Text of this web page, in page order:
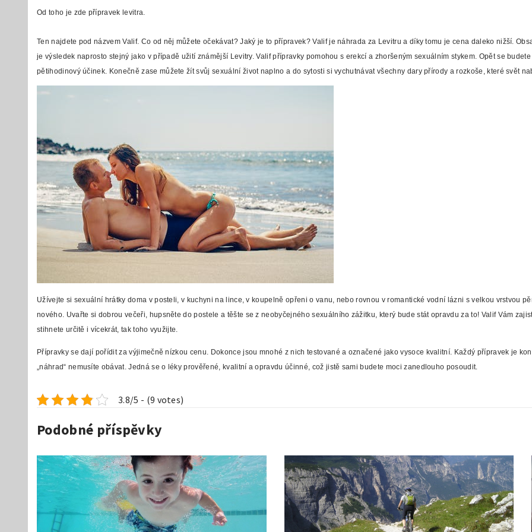
Od toho je zde přípravek levitra.
Ten najdete pod názvem Valif. Co od něj můžete očekávat? Jaký je to přípravek? Valif je náhrada za Levitru a díky tomu je cena daleko nižší.
je výsledek naprosto stejný jako v případě užití známější Levitry. Valif přípravky pomohou s erekcí a zhoršeným sexuálním stykem. Opět se
pětihodinový účinek. Konečně zase můžete žít svůj sexuální život naplno a do sytosti si vychutnávat všechny dary přírody a rozkoše, které svět
Užívejte si sexuální hrátky doma v posteli, v kuchyni na lince, v koupelně opřeni o vanu, nebo rovnou v romantické vodní lázni s velkou vrstvou
nového. Uvařte si dobrou večeři, hupsněte do postele a těšte se z neobyčejného sexuálního zážitku, který bude stát opravdu za to! Valif Vám
stihnete určitě i vícekrát, tak toho využijte.
Přípravky se dají pořídit za výjimečně nízkou cenu. Dokonce jsou mnohé z nich testované a označené jako vysoce kvalitní. Každý přípravek je
„náhrad“ nemusíte obávat. Jedná se o léky prověřené, kvalitní a opravdu účinné, což jistě sami budete moci zanedlouho posoudit.
3.8/5 - (9 votes)
Podobné příspěvky